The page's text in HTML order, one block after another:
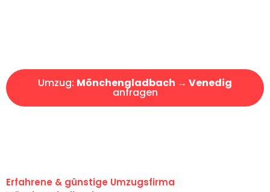
Umzug: Mönchengladbach → Venedig
anfragen
Erfahrene & günstige Umzugsfirma